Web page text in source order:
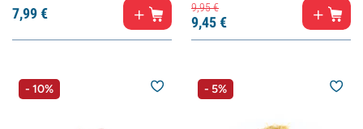
7,99€ 9,95€
9,45€
- 10% - 5%